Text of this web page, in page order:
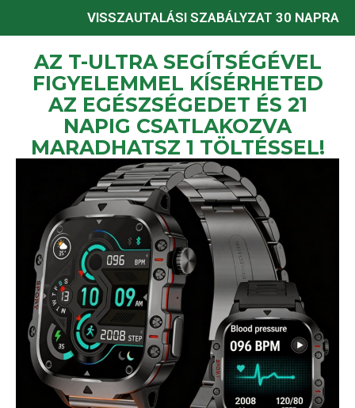
VISSZAUTALÁSI SZABÁLYZAT 30 NAPRA
AZ T-ULTRA SEGÍTSÉGÉVEL
FIGYELEMMEL KÍSÉRHETED
AZ EGÉSZSÉGEDET ÉS 21
NAPIG CSATLAKOZVA
MARADHATSZ 1 TÖLTÉSSEL!